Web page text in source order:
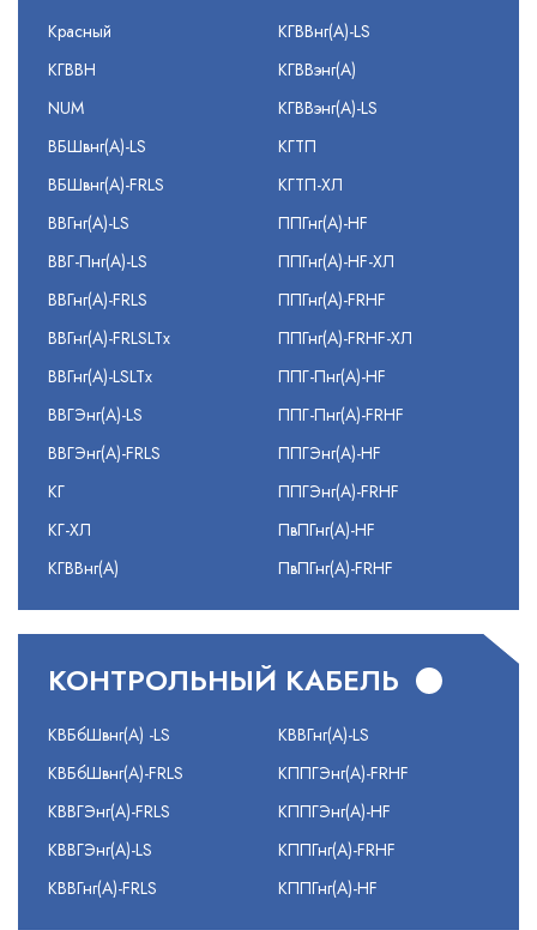
Красный
КГВВН
NUM
ВБШвнг(А)-LS
ВБШвнг(А)-FRLS
ВВГнг(А)-LS
ВВГ-Пнг(А)-LS
ВВГнг(А)-FRLS
ВВГнг(А)-FRLSLTx
ВВГнг(А)-LSLTx
ВВГЭнг(А)-LS
ВВГЭнг(А)-FRLS
КГ
КГ-ХЛ
КГВВнг(А)
КГВВнг(А)-LS
КГВВэнг(А)
КГВВэнг(А)-LS
КГТП
КГТП-ХЛ
ППГнг(А)-HF
ППГнг(А)-HF-ХЛ
ППГнг(А)-FRHF
ППГнг(А)-FRHF-ХЛ
ППГ-Пнг(А)-HF
ППГ-Пнг(А)-FRHF
ППГЭнг(А)-HF
ППГЭнг(А)-FRHF
ПвПГнг(А)-HF
ПвПГнг(А)-FRHF
КОНТРОЛЬНЫЙ КАБЕЛЬ
КВБбШвнг(А) -LS
КВБбШвнг(А)-FRLS
КВВГЭнг(А)-FRLS
КВВГЭнг(А)-LS
КВВГнг(А)-FRLS
КВВГнг(А)-LS
КППГЭнг(А)-FRHF
КППГЭнг(А)-HF
КППГнг(А)-FRHF
КППГнг(А)-HF